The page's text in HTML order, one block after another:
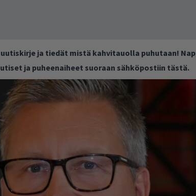
uutiskirje ja tiedät mistä kahvitauolla puhutaan!
ja puheenaiheet suoraan sähköpostiin tästä.